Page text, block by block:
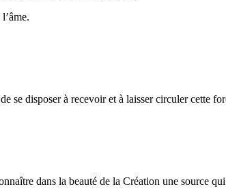
se disposer à recevoir et à laisser circuler cette
dans la beauté de la Création une source